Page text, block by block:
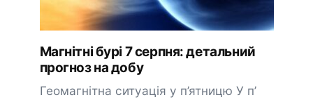
Магнітні бурі 7 серпня: детальний
прогноз на добу
Геомагнітна ситуація у п’ятницю У п’